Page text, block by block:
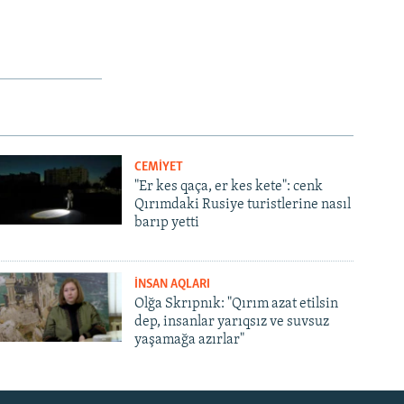
CEMİYET
"Er kes qaça, er kes kete": cenk
Qırımdaki Rusiye turistlerine nasıl
barıp yetti
İNSAN AQLARI
Olğa Skrıpnık: "Qırım azat etilsin
dep, insanlar yarıqsız ve suvsuz
yaşamağa azırlar"